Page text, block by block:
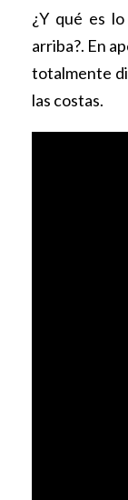
¿Y qué es
arriba?. En
totalmente
las costas.